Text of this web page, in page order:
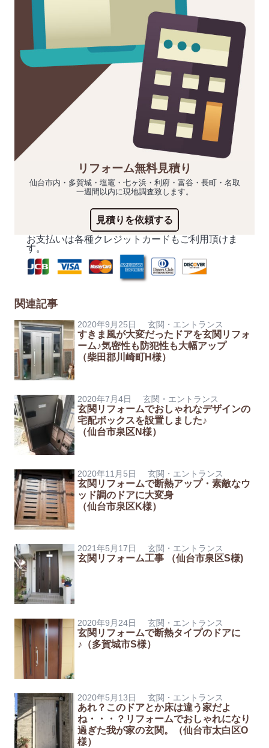
リフォーム無料見積り
仙台市内・多賀城・塩竈・七ヶ浜・利府・富谷・長町・名取
一週間以内に現地調査致します。
見積りを依頼する
お支払いは各種クレジットカードもご利用頂けま
す。
関連記事
2020年9月25日 玄関・エントランス
すきま風が大変だったドアを玄関リフォ
ーム♪気密性も防犯性も大幅アップ
（柴田郡川崎町H様）
2020年7月4日 玄関・エントランス
玄関リフォームでおしゃれなデザインの
宅配ボックスを設置しました♪
（仙台市泉区N様）
2020年11月5日 玄関・エントランス
玄関リフォームで断熱アップ・素敵なウ
ッド調のドアに大変身
（仙台市泉区K様）
2021年5月17日 玄関・エントランス
玄関リフォーム工事 （仙台市泉区S様)
2020年9月24日 玄関・エントランス
玄関リフォームで断熱タイプのドアに
♪（多賀城市S様）
2020年5月13日 玄関・エントランス
あれ？このドアとか床は違う家だよ
ね・・・？リフォームでおしゃれになり
過ぎた我が家の玄関。（仙台市太白区O
様）